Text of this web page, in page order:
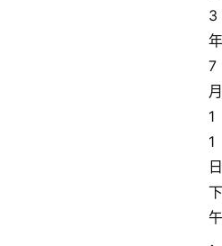
3
年
7
月
1
1
日
下
午
，